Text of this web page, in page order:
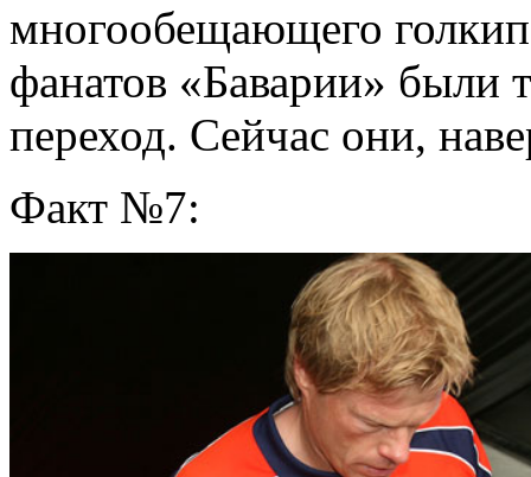
многообещающего
фанатов «Баварии» были
переход. Сейчас они,
Факт №7: